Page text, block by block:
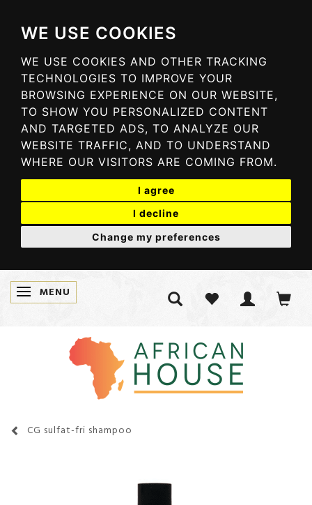
WE USE COOKIES
WE USE COOKIES AND OTHER TRACKING
TECHNOLOGIES TO IMPROVE YOUR
BROWSING EXPERIENCE ON OUR WEBSITE,
TO SHOW YOU PERSONALIZED CONTENT
AND TARGETED ADS, TO ANALYZE OUR
WEBSITE TRAFFIC, AND TO UNDERSTAND
WHERE OUR VISITORS ARE COMING FROM.
I agree
I decline
Change my preferences
SKIFTE NAVIGATION
MENU
CG sulfat-fri shampoo